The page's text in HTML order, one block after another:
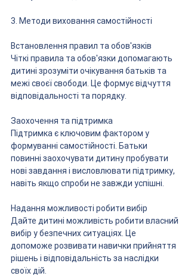
3. Методи виховання самостійності
Встановлення правил та обов'язків
Чіткі правила та обов'язки допомагають
дитині зрозуміти очікування батьків та
межі своєї свободи. Це формує відчуття
відповідальності та порядку.
Заохочення та підтримка
Підтримка є ключовим фактором у
формуванні самостійності. Батьки
повинні заохочувати дитину пробувати
нові завдання і висловлювати підтримку,
навіть якщо спроби не завжди успішні.
Надання можливості робити вибір
Дайте дитині можливість робити власний
вибір у безпечних ситуаціях. Це
допоможе розвивати навички прийняття
рішень і відповідальність за наслідки
своїх дій.